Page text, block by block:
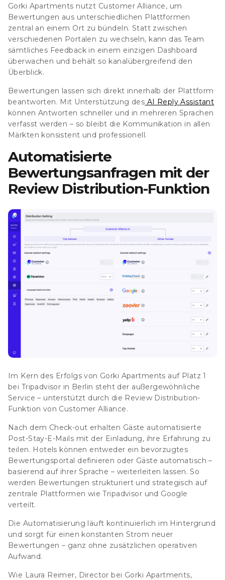
Gorki Apartments nutzt Customer Alliance, um
Bewertungen aus unterschiedlichen Plattformen
zentral an einem Ort zu bündeln. Statt zwischen
verschiedenen Portalen zu wechseln, kann das Team
sämtliches Feedback in einem einzigen Dashboard
überwachen und behält so kanalübergreifend den
Überblick.
Bewertungen lassen sich direkt innerhalb der Plattform
beantworten. Mit Unterstützung des AI Reply Assistant
können Antworten schneller und in mehreren Sprachen
verfasst werden – so bleibt die Kommunikation in allen
Märkten konsistent und professionell.
Automatisierte
Bewertungsanfragen mit der
Review Distribution-Funktion
Im Kern des Erfolgs von Gorki Apartments auf Platz 1
bei Tripadvisor in Berlin steht der außergewöhnliche
Service – unterstützt durch die Review Distribution-
Funktion von Customer Alliance.
Nach dem Check-out erhalten Gäste automatisierte
Post-Stay-E-Mails mit der Einladung, ihre Erfahrung zu
teilen. Hotels können entweder ein bevorzugtes
Bewertungsportal definieren oder Gäste automatisch –
basierend auf ihrer Sprache – weiterleiten lassen. So
werden Bewertungen strukturiert und strategisch auf
zentrale Plattformen wie Tripadvisor und Google
verteilt.
Die Automatisierung läuft kontinuierlich im Hintergrund
und sorgt für einen konstanten Strom neuer
Bewertungen – ganz ohne zusätzlichen operativen
Aufwand.
Wie Laura Reimer, Director bei Gorki Apartments,